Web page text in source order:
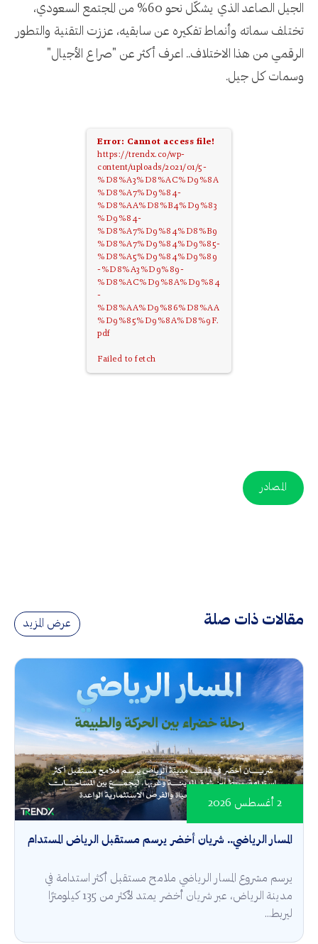
الجيل الصاعد الذي يشكّل نحو 60% من المجتمع السعودي،
تختلف سماته وأنماط تفكيره عن سابقيه، عززت التقنية والتطور
الرقمي من هذا الاختلاف.. اعرف أكثر عن "صراع الأجيال"
وسمات كل جيل.
Error: Cannot access file!
https://trendx.co/wp-
content/uploads/2021/01/5-
%D8%A3%D8%AC%D9%8A
%D8%A7%D9%84-
%D8%AA%D8%B4%D9%83
%D9%84-
%D8%A7%D9%84%D8%B9
%D8%A7%D9%84%D9%85-
%D8%A5%D9%84%D9%89
-%D8%A3%D9%89-
%D8%AC%D9%8A%D9%84
-
%D8%AA%D9%86%D8%AA
%D9%85%D9%8A%D8%9F.
pdf
Failed to fetch
المصادر
مقالات ذات صلة عرض المزيد
المسار الرياضي.. شريان أخضر يرسم مستقبل الرياض المستدام
2 أغسطس 2026
يرسم مشروع المسار الرياضي ملامح مستقبل أكثر استدامة في
مدينة الرياض، عبر شريان أخضر يمتد لأكثر من 135 كيلومترًا
ليربط...